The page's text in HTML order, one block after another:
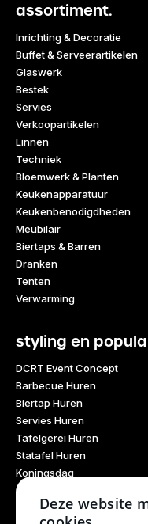
assortiment.
Inrichting & Decoratie
Buffet & Serveerartikelen
Glaswerk
Bestek
Servies
Verkoopartikelen
Linnen
Techniek
Bloemwerk & Planten
Keukenapparatuur
Keukenbenodigdheden
Meubilair
Biertaps & Barren
Dranken
Tenten
Verwarming
styling en
DCRT Event Concept
Barbecue Huren
Biertap Huren
Servies Huren
Tafelgerei Huren
Statafel Huren
Koningsdag
Glaswerk Huren
Feestdagen
Deze website